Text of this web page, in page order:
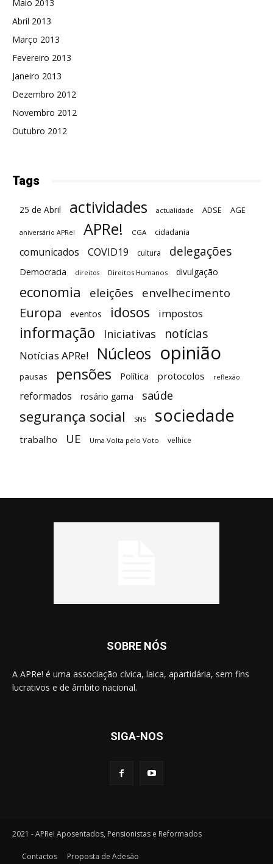
Maio 2013
Abril 2013
Março 2013
Fevereiro 2013
Janeiro 2013
Dezembro 2012
Novembro 2012
Outubro 2012
Tags
25 de Abril actividades actualidade ADSE AGE
aniversário APRe! APRe! CGA cidadania
comunicados COVID19 cultura delegações
Democracia direitos Direitos Humanos divulgação
economia eleições envelhecimento
Europa eventos idosos impostos
informação Iniciativas notícias
Notícias APRe! Núcleos opinião
pausas pensões Política protocolos reflexão
reformados rosário gama saúde
segurança social SNS sociedade
trabalho UE Uma Volta pelo Voto velhice
SOBRE NÓS
A APRe! é uma associação cívica, laica, apartidária, sem fins
lucrativos e de âmbito nacional.
SIGA-NOS
2021 - APRe! Aposentados, Pensionistas e Reformados
Contactos
Proposta de Adesão